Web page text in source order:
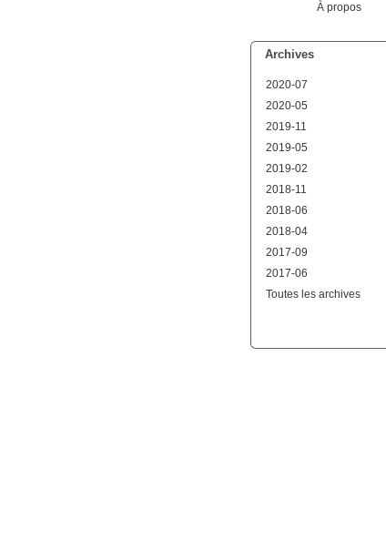
À propos
Archives
2020-07
2020-05
2019-11
2019-05
2019-02
2018-11
2018-06
2018-04
2017-09
2017-06
Toutes les archives